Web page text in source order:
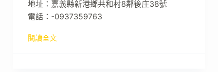
地址：嘉義縣新港鄉共和村8鄰後庄38號
電話：-0937359763
閱讀全文